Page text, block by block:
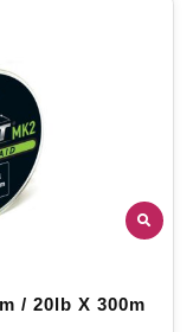
/ 20lb X 300m